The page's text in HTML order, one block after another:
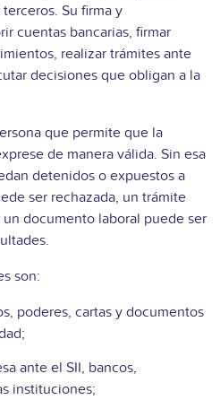
Su firma y
cuentas bancarias, firmar
realizar trámites ante
decisiones que obligan a la
que permite que la
de manera válida. Sin esa
detenidos o expuestos a
ser rechazada, un trámite
documento laboral puede ser
son:
poderes, cartas y documentos
ante el SII, bancos,
instituciones;